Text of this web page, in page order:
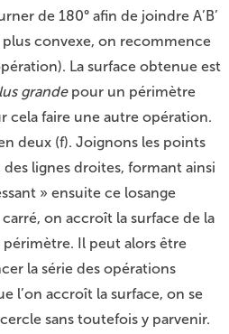
de 180° afin de joindre A’B’
plus convexe, on recommence
La surface obtenue est
grandepour un périmètre
cela faire une autre opération.
deux (f). Joignons les points
lignes droites, formant ainsi
» ensuite ce losange
on accroît la surface de la
Il peut alors être
la série des opérations
l’on accroît la surface, on se
sans toutefois y parvenir.